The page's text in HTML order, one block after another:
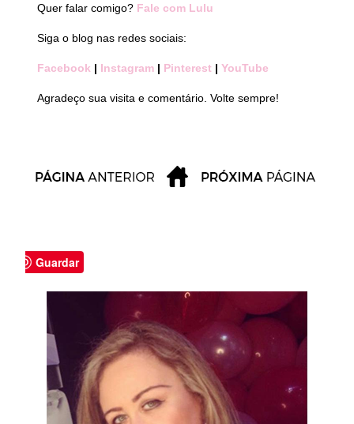
Quer falar comigo? Fale com Lulu
Siga o blog nas redes sociais:
Facebook | Instagram | Pinterest | YouTube
Agradeço sua visita e comentário. Volte sempre!
Guardar